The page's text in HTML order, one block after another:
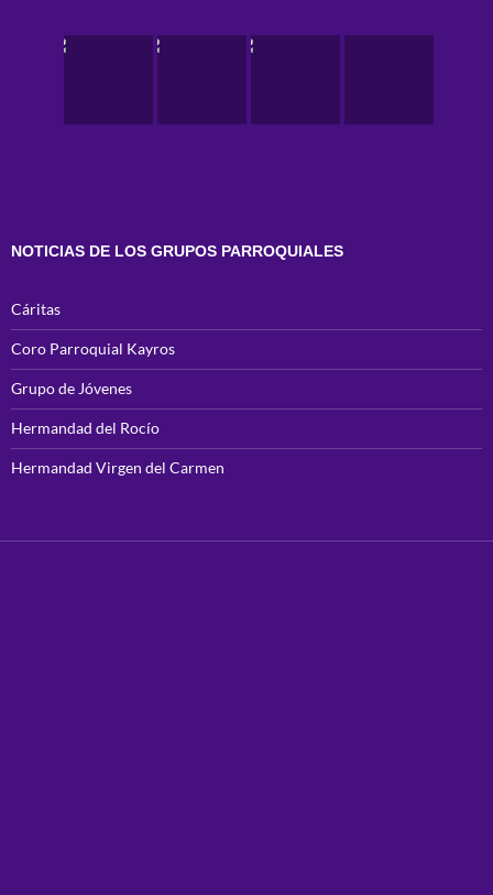
NOTICIAS DE LOS GRUPOS PARROQUIALES
Cáritas
Coro Parroquial Kayros
Grupo de Jóvenes
Hermandad del Rocío
Hermandad Virgen del Carmen